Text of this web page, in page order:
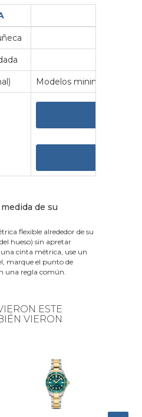
Modelos minimalistas y
de su
flexible alrededor de su
hueso) sin apretar
cinta métrica, use un
marque el punto de
una regla común.
ESTE
VIERON